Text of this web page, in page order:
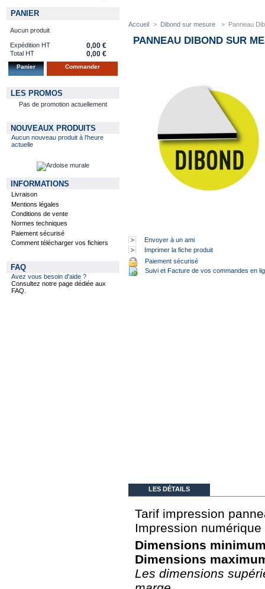
PANIER
Aucun produit
Expédition HT 0,00 €
Total HT 0,00 €
Panier Commander
LES PROMOS
Pas de promotion actuellement
NOUVEAUX PRODUITS
Aucun nouveau produit à l'heure
actuelle
INFORMATIONS
Livraison
Mentions légales
Conditions de vente
Normes techniques
Paiement sécurisé
Comment télécharger vos fichiers
FAQ
Avez vous besoin d'aide ?
Consultez notre page dédiée aux
FAQ.
Accueil > Dibond sur mesure > Panneau
PANNEAU DIBOND SUR
Envoyer à un ami
Imprimer la fiche produit
Paiement sécurisé
Suivi et Facture de vos commandes en
LES DÉTAILS
Tarif impression
Impression
Dimensions
Dimensions
Les dimensions